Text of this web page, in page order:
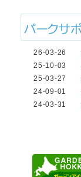
26-03-26
25-10-03
25-03-27
24-09-01
24-03-31